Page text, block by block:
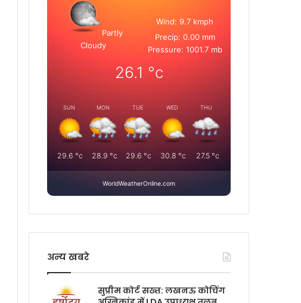
Partly
Cloudy
Wind: 9.7 kmph
Precip: 0.00 mm
Pressure: 1001.7 mb
26.1 °c
SUN
29.6 °c
MON
28.9 °c
TUE
29.6 °c
WED
30.8 °c
THU
27.5°c
WorldWeatherOnline.com
अन्य खबरे
सुप्रीम कोर्ट सख्त: लखनऊ कोचिंग